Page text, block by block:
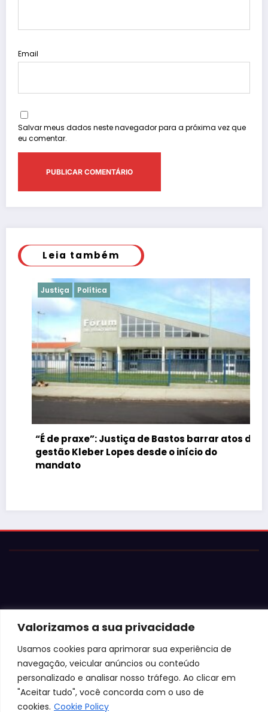
Valorizamos a sua privacidade
Usamos cookies para aprimorar sua experiência de
navegação, veicular anúncios ou conteúdo
personalizado e analisar nosso tráfego. Ao clicar em
"Aceitar tudo", você concorda com o uso de
cookies. Cookie Policy
Email
Salvar meus dados neste navegador para a próxima vez que
eu comentar.
Leia também
Justiça Política
“É de praxe”: Justiça de Bastos barrar atos da
gestão Kleber Lopes desde o início do
mandato
© 2026 Jota Neves. Todos os direitos reservados.
autorização expressa está sujeita às penalidades
legais.